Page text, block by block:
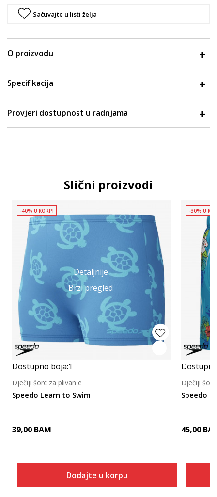
Sačuvajte u listi želja
O proizvodu
Specifikacija
Provjeri dostupnost u radnjama
Slični proizvodi
Detaljnije
Brzi pregled
-40% U KORPI
Dostupno boja:1
Speedo Learn to Swim
Dječiji šorc za plivanje
39,00 BAM
Dodajte u korpu
-30% U
Speedo
Dječiji
45,00